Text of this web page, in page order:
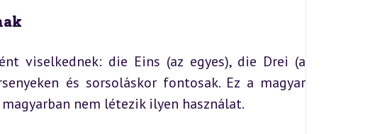
viselkednek: die Eins (az egyes), die Drei (a
és sorsoláskor fontosak. Ez a magyar
nem létezik ilyen használat.